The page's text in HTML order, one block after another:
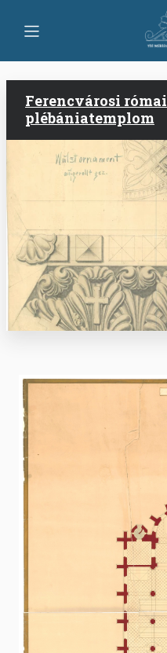
tartalomra
Ferencvárosi
plébániatemplom